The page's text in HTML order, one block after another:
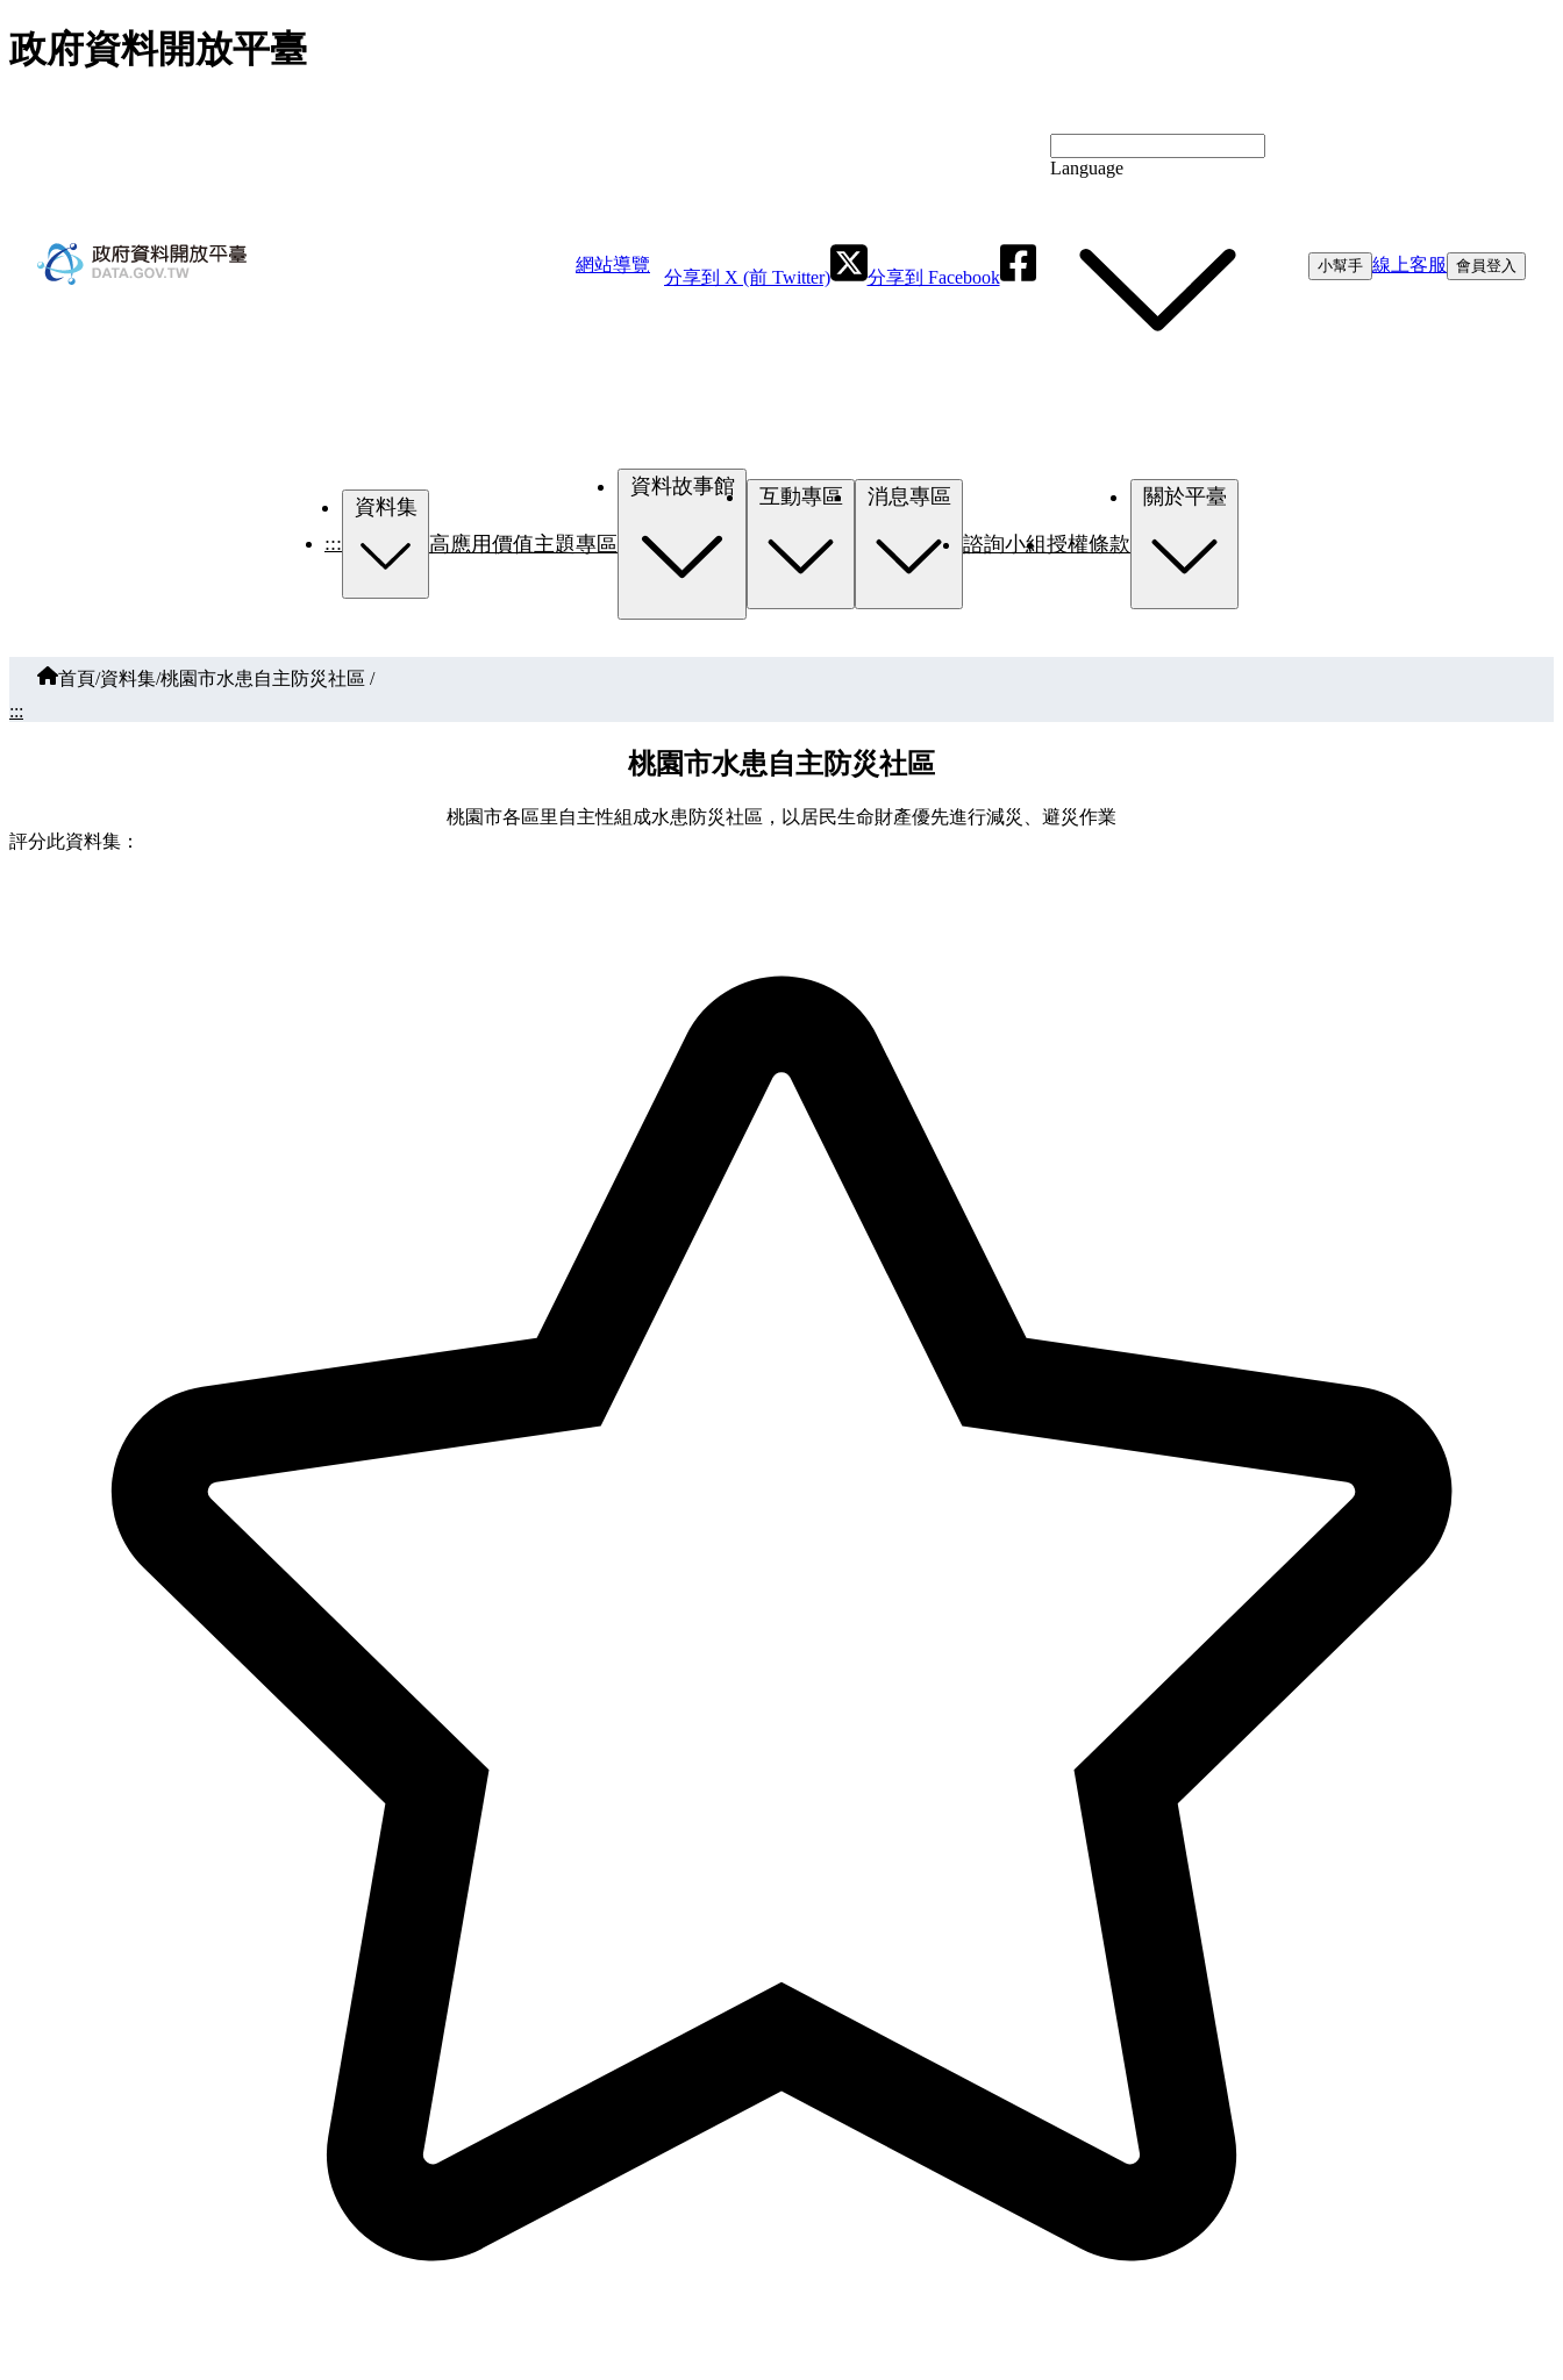
跳至主要內容
政府資料開放平臺
網站導覽
分享到 X (前 Twitter) 分享到 Facebook
Language
小幫手 線上客服 會員登入
:::
資料集
高應用價值主題專區
資料故事館
諮詢小組授權條款
首頁/資料集/桃園市水患自主防災社區 /
:::
桃園市水患自主防災社區
桃園市各區里自主性組成水患防災社區，以居民生命財產優先進行減災、避災作業
評分此資料集：